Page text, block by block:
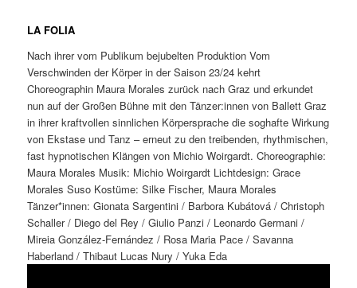
LA FOLIA
Nach ihrer vom Publikum bejubelten Produktion Vom
Verschwinden der Körper in der Saison 23/24 kehrt
Choreographin Maura Morales zurück nach Graz und erkundet
nun auf der Großen Bühne mit den Tänzer:innen von Ballett Graz
in ihrer kraftvollen sinnlichen Körpersprache die soghafte Wirkung
von Ekstase und Tanz – erneut zu den treibenden, rhythmischen,
fast hypnotischen Klängen von Michio Woirgardt. Choreographie:
Maura Morales Musik: Michio Woirgardt Lichtdesign: Grace
Morales Suso Kostüme: Silke Fischer, Maura Morales
Tänzer*innen: Gionata Sargentini / Barbora Kubátová / Christoph
Schaller / Diego del Rey / Giulio Panzi / Leonardo Germani /
Mireia González-Fernández / Rosa Maria Pace / Savanna
Haberland / Thibaut Lucas Nury / Yuka Eda